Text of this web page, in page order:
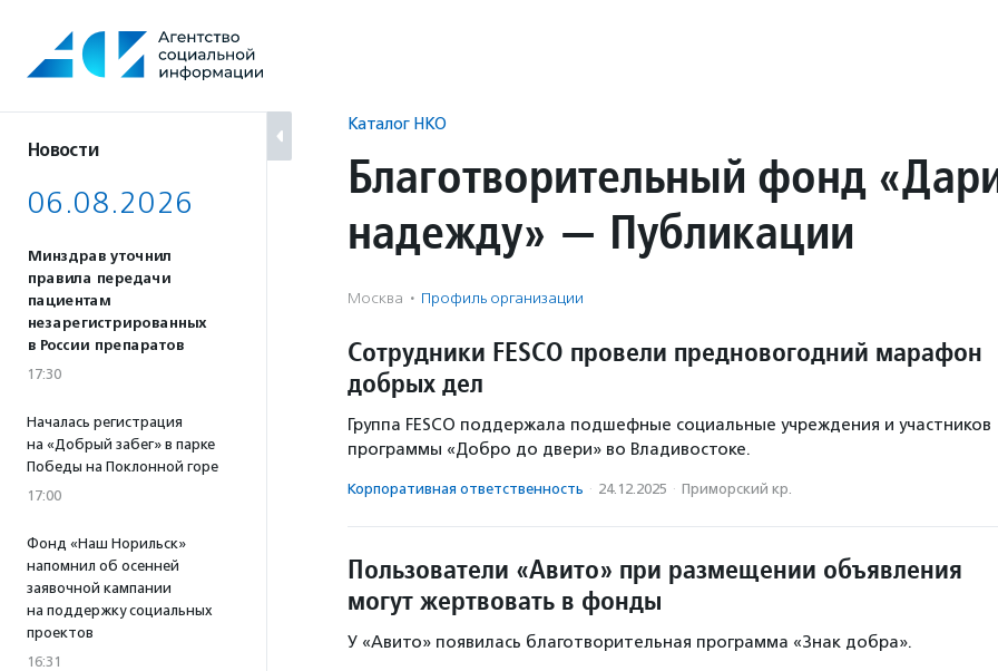
содержанию
Новости
06.08.2026
Минздрав уточнил
правила передачи
пациентам
незарегистрированных
в России препаратов
17:30
Началась регистрация
на «Добрый забег» в парке
Победы на Поклонной горе
17:00
Фонд «Наш Норильск»
напомнил об осенней
заявочной кампании
на поддержку социальных
проектов
16:31
Каталог НКО
Благотворительный фонд
надежду» — Публикации
Москва · Профиль организации
Сотрудники FESCO провели предновогодний марафон
добрых дел
Группа FESCO поддержала подшефные социальные учреждения и участников
программы «Добро до двери» во Владивостоке.
Корпоративная ответственность · 24.12.2025 · Приморский кр.
Пользователи «Авито» при размещении объявления
могут жертвовать в фонды
У «Авито» появилась благотворительная программа «Знак добра».